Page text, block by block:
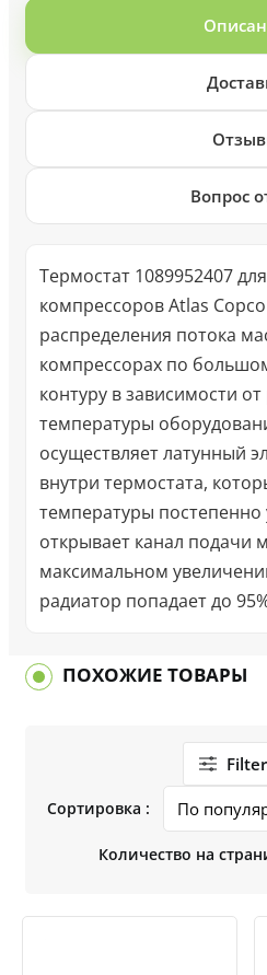
Вопрос
Термостат 1089952407
компрессоров Atlas
распределения потока
компрессорах по
контуру в зависимости
температуры
осуществляет латунный
внутри термостата,
температуры постепенно
открывает канал подачи
максимальном
радиатор попадает до
ПОХОЖИЕ ТОВАРЫ
Filter
Сортировка :
Количество на